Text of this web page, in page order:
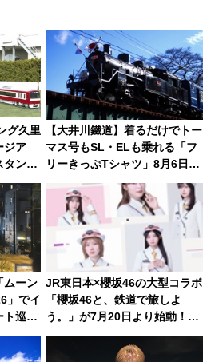
グ久里
ジア
タンプ
も
【大井川鐵道】着るだけでトー
マス号もSL・ELも乗れる「フ
リーきっぷTシャツ」8月6日よ
り受注販売
ムーン
」でイ
ト巡り
JR東日本×櫻坂46の大型コラボ
「櫻坂46と、鉄道で旅しよ
う。」が7月20日より始動！新
潟・長野・庄内へ